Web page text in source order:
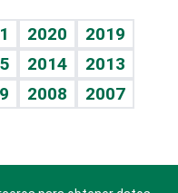
2020
2019
2014
2013
2008
2007